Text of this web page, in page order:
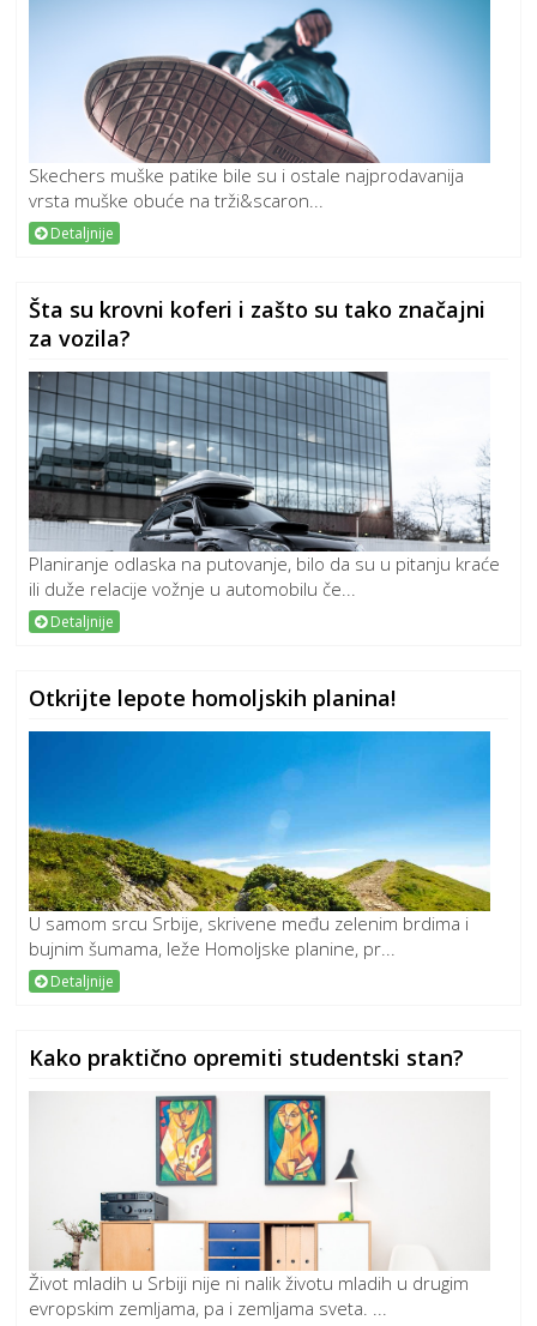
Skechers muške patike bile su i ostale najprodavanija
vrsta muške obuće na trži&scaron...
Detaljnije
Šta su krovni koferi i zašto su tako značajni
za vozila?
Planiranje odlaska na putovanje, bilo da su u pitanju kraće
ili duže relacije vožnje u automobilu če...
Detaljnije
Otkrijte lepote homoljskih planina!
U samom srcu Srbije, skrivene među zelenim brdima i
bujnim šumama, leže Homoljske planine, pr...
Detaljnije
Kako praktično opremiti studentski stan?
Život mladih u Srbiji nije ni nalik životu mladih u drugim
evropskim zemljama, pa i zemljama sveta. ...